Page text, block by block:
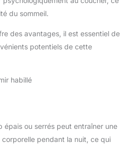
du sommeil.
des avantages, il est essentiel de
potentiels de cette
habillé
épais ou serrés peut entraîner une
pendant la nuit, ce qui